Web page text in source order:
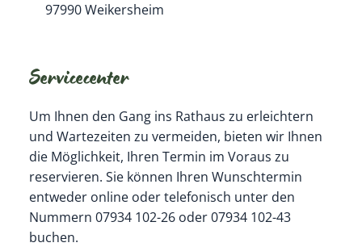
97990 Weikersheim
Servicecenter
Um Ihnen den Gang ins Rathaus zu erleichtern
und Wartezeiten zu vermeiden, bieten wir Ihnen
die Möglichkeit, Ihren Termin im Voraus zu
reservieren. Sie können Ihren Wunschtermin
entweder online oder telefonisch unter den
Nummern 07934 102-26 oder 07934 102-43
buchen.